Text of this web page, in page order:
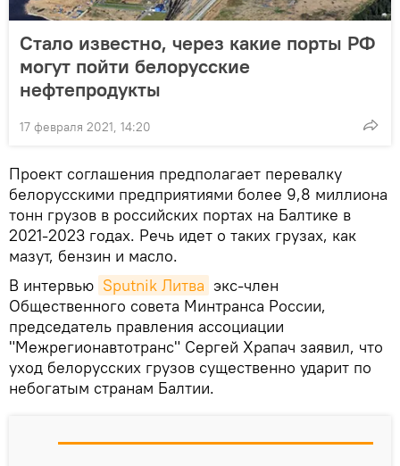
Стало известно, через какие порты РФ
могут пойти белорусские
нефтепродукты
17 февраля 2021, 14:20
Проект соглашения предполагает перевалку
белорусскими предприятиями более 9,8 миллиона
тонн грузов в российских портах на Балтике в
2021-2023 годах. Речь идет о таких грузах, как
мазут, бензин и масло.
В интервью Sputnik Литва экс-член
Общественного совета Минтранса России,
председатель правления ассоциации
"Межрегионавтотранс" Сергей Храпач заявил, что
уход белорусских грузов существенно ударит по
небогатым странам Балтии.